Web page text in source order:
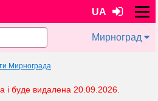
UA
Мирноград
Мирнограда
і буде видалена 20.09.2026.